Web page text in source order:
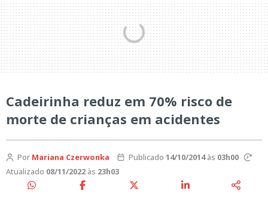
Cadeirinha reduz em 70% risco de
morte de crianças em acidentes
Por Mariana Czerwonka Publicado 14/10/2014às 03h00
Atualizado 08/11/2022 às 23h03